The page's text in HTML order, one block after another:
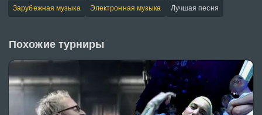
Зарубежная музыка Электронная музыка Лучшая песня
Похожие турниры